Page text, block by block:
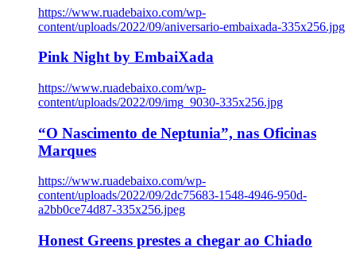
https://www.ruadebaixo.com/wp-
content/uploads/2022/09/aniversario-embaixada-335x256.jpg
Pink Night by EmbaiXada
https://www.ruadebaixo.com/wp-
content/uploads/2022/09/img_9030-335x256.jpg
“O Nascimento de Neptunia”, nas Oficinas
Marques
https://www.ruadebaixo.com/wp-
content/uploads/2022/09/2dc75683-1548-4946-950d-
a2bb0ce74d87-335x256.jpeg
Honest Greens prestes a chegar ao Chiado